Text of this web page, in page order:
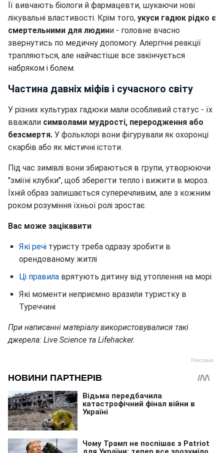
Її вивчають біологи й фармацевти, шукаючи нові
лікувальні властивості. Крім того, укуси гадюк рідко є
смертельними для людини - головне вчасно
звернутись по медичну допомогу. Алергічні реакції
трапляються, але найчастіше все закінчується
набряком і болем.
Частина давніх міфів і сучасного світу
У різних культурах гадюки мали особливий статус - їх
вважали символами мудрості, переродження або
безсмертя. У фольклорі вони фігурували як охоронці
скарбів або як містичні істоти.
Під час зимівлі вони збираються в групи, утворюючи
"зміїні клубки", щоб зберегти тепло і вижити в мороз.
Їхній образ залишається суперечливим, але з кожним
роком розуміння їхньої ролі зростає.
Вас може зацікавити
Які речі туристу треба одразу зробити в
орендованому житлі
Ці правила врятують дитину від утоплення на морі
Які моменти неприємно вразили туристку в
Туреччині
При написанні матеріалу використовувалися такі
джерела: Live Science та Lifehacker.